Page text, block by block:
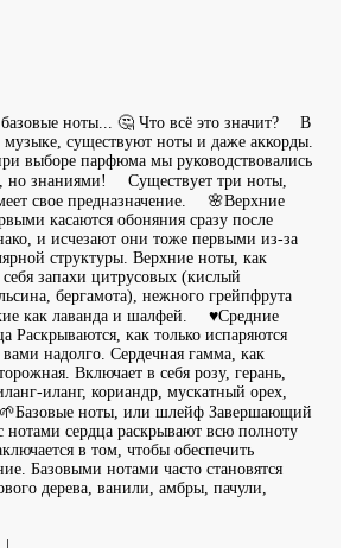
ноты... 🤔 Что всё это значит? ⠀ В
существуют ноты и даже аккорды.
выборе парфюма мы руководствовались
но знаниями! ⠀ Существует три ноты,
свое предназначение. ⠀ 🌸Верхние
касаются обоняния сразу после
и исчезают они тоже первыми из-за
структуры. Верхние ноты, как
запахи цитрусовых (кислый
бергамота), нежного грейпфрута
как лаванда и шалфей. ⠀ ♥️Средние
Раскрываются, как только испаряются
надолго. Сердечная гамма, как
Включает в себя розу, герань,
иланг, кориандр, мускатный орех,
ноты, или шлейф Завершающий
нотами сердца раскрывают всю полноту
в том, чтобы обеспечить
Базовыми нотами часто становятся
дерева, ванили, амбры, пачули,